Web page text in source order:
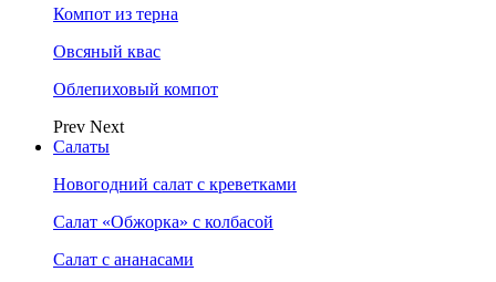
Компот из терна
Овсяный квас
Облепиховый компот
Prev Next
Салаты
Новогодний салат с креветками
Салат «Обжорка» с колбасой
Салат с ананасами